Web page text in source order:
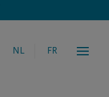
NL FR